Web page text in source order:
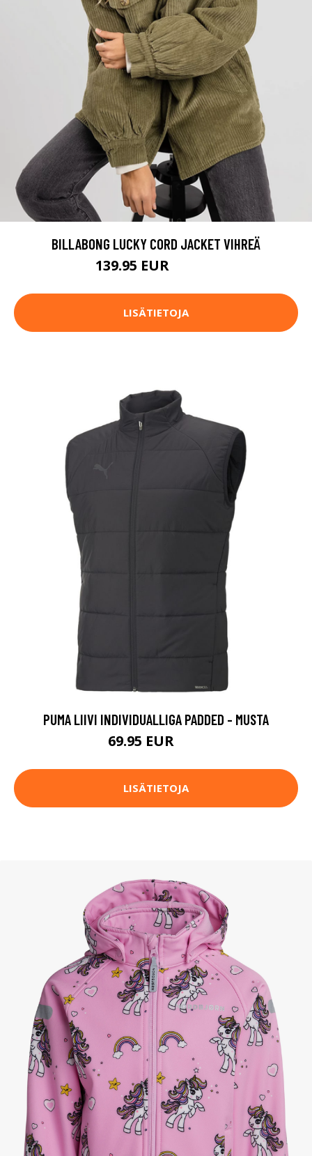
BILLABONG LUCKY CORD JACKET VIHREÄ
139.95 EUR
LISÄTIETOJA
PUMA LIIVI INDIVIDUALLIGA PADDED - MUSTA
69.95 EUR
LISÄTIETOJA